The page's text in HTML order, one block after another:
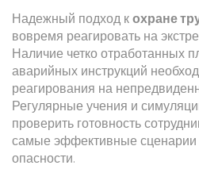
Надежный подход кохране
вовремя реагировать на
Наличие четко отработанных
аварийных инструкций
реагирования на
Регулярные учения и
проверить готовность
самые эффективные сценарии
опасности.